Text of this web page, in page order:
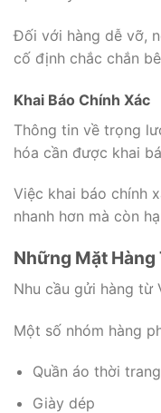
Đối với hàng dễ vỡ,
cố định chắc chắn
Khai Báo Chính Xác
Thông tin về trọng
hóa cần được khai
Việc khai báo chính
nhanh hơn mà còn
Những Mặt
Nhu cầu gửi hàng từ
Một số nhóm hàng
Quần áo thời trang
Giày dép